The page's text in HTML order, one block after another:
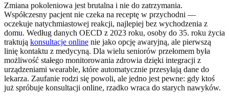
Zmiana pokoleniowa jest brutalna i nie do zatrzymania.
Współczesny pacjent nie czeka na receptę w przychodni —
oczekuje natychmiastowej reakcji, najlepiej bez wychodzenia z
domu. Według danych OECD z 2023 roku, osoby do 35. roku życia
traktują konsultacje online nie jako opcję awaryjną, ale pierwszą
linię kontaktu z medycyną. Dla wielu seniorów przełomem była
możliwość stałego monitorowania zdrowia dzięki integracji z
urządzeniami wearable, które automatycznie przesyłają dane do
lekarza. Zaufanie rodzi się powoli, ale jedno jest pewne: gdy ktoś
już spróbuje konsultacji online, rzadko wraca do starych nawyków.